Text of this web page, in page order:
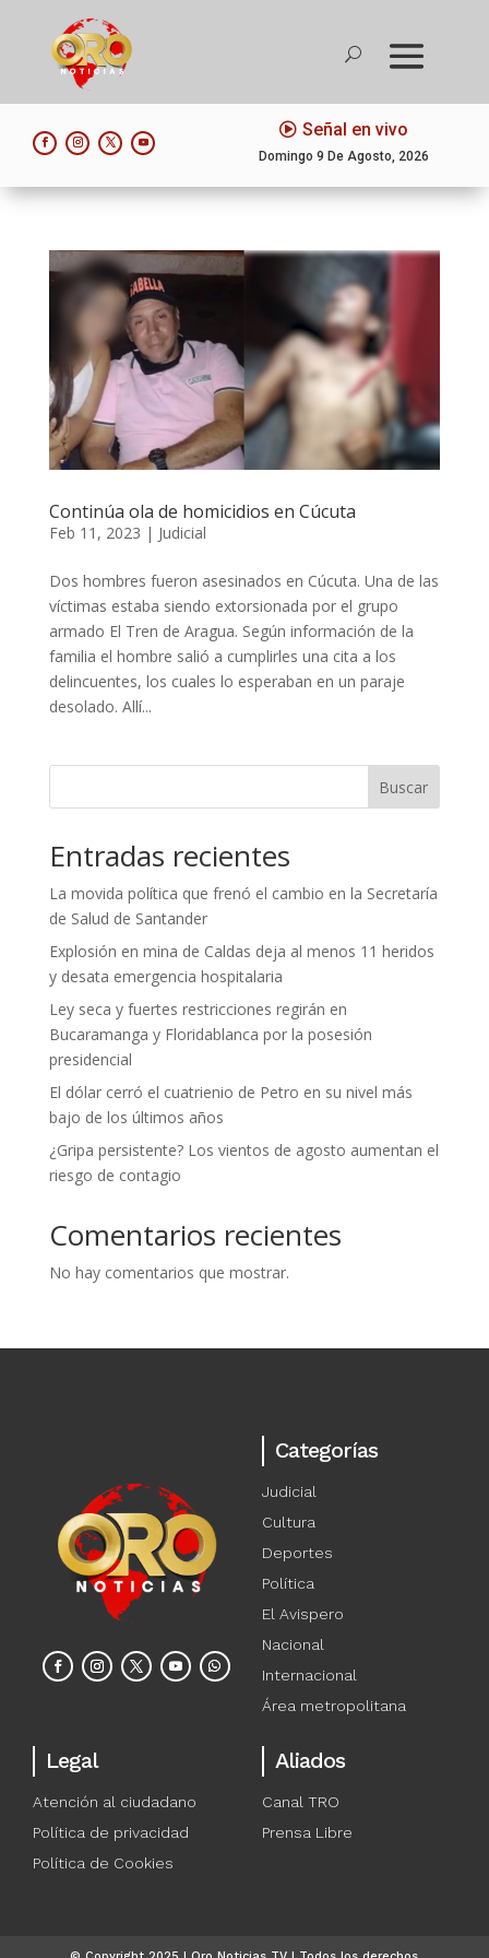
Señal en vivo
Domingo 9 De Agosto, 2026
Continúa ola de homicidios en Cúcuta
Feb 11, 2023 | Judicial
Dos hombres fueron asesinados en Cúcuta. Una de las
víctimas estaba siendo extorsionada por el grupo
armado El Tren de Aragua. Según información de la
familia el hombre salió a cumplirles una cita a los
delincuentes, los cuales lo esperaban en un paraje
desolado. Allí...
Buscar
Entradas recientes
La movida política que frenó el cambio en la Secretaría
de Salud de Santander
Explosión en mina de Caldas deja al menos 11 heridos
y desata emergencia hospitalaria
Ley seca y fuertes restricciones regirán en
Bucaramanga y Floridablanca por la posesión
presidencial
El dólar cerró el cuatrienio de Petro en su nivel más
bajo de los últimos años
¿Gripa persistente? Los vientos de agosto aumentan el
riesgo de contagio
Comentarios recientes
No hay comentarios que mostrar.
Categorías
Judicial
Cultura
Deportes
Política
El Avispero
Nacional
Internacional
Área metropolitana
Legal
Atención al ciudadano
Política de privacidad
Política de Cookies
Aliados
Canal TRO
Prensa Libre